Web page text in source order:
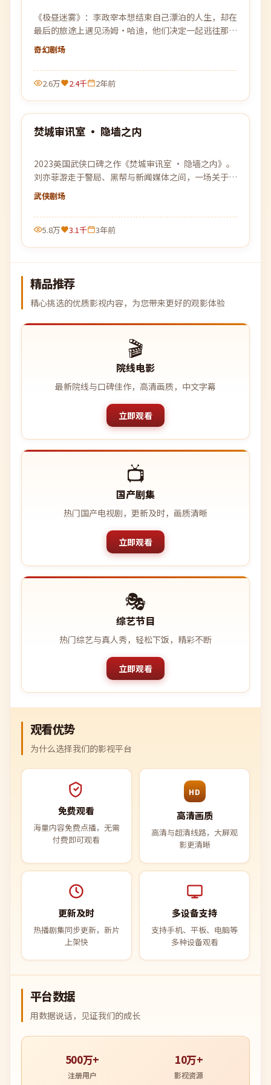
《极昼迷雾》：李政宰本想结束自己漂泊的人生，却在
最后的旅途上遇见汤姆·哈迪，他们决定一起逃往那个
谁都没去过的远方。
奇幻剧场
2.6万 2.4千 2年前
最新
99:06
焚城审讯室 · 隐墙之内
2023英国武侠口碑之作《焚城审讯室 · 隐墙之内》。
刘亦菲游走于警局、黑帮与新闻媒体之间，一场关于信
任与背叛的猫鼠游戏即将上演。
武侠剧场
5.8万 3.1千 3年前
精品推荐
精心挑选的优质影视内容，为您带来更好的观影体验
🎬
院线电影
最新院线与口碑佳作，高清画质，中文字幕
立即观看
📺
国产剧集
热门国产电视剧，更新及时，画质清晰
立即观看
🎭
综艺节目
热门综艺与真人秀，轻松下饭，精彩不断
立即观看
观看优势
为什么选择我们的影视平台
免费观看
海量内容免费点播，无需
付费即可观看
HD
高清画质
高清与超清线路，大屏观
影更清晰
更新及时
热播剧集同步更新，新片
上架快
多设备支持
支持手机、平板、电脑等
多种设备观看
平台数据
用数据说话，见证我们的成长
500万+
注册用户
10万+
影视资源